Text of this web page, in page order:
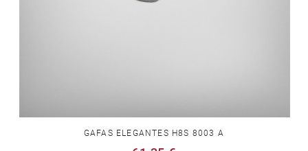
GAFAS ELEGANTES H8S 8003 A